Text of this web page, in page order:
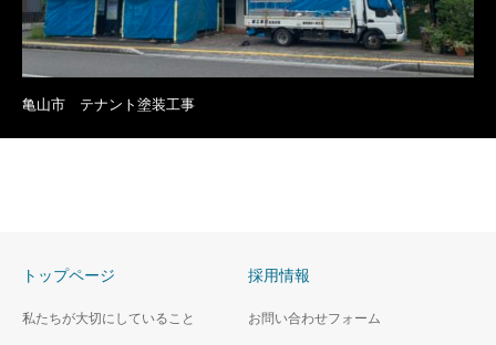
亀山市 テナント塗装工事
トップページ
私たちが大切にしていること
採用情報
お問い合わせフォーム